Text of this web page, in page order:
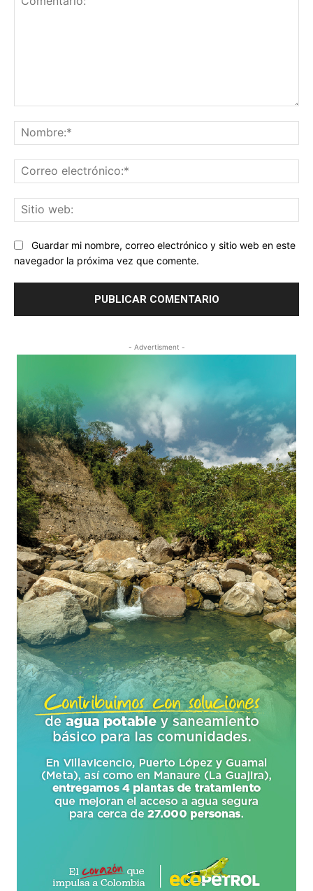
Guardar mi nombre, correo electrónico y sitio web en este
navegador la próxima vez que comente.
- Advertisment -